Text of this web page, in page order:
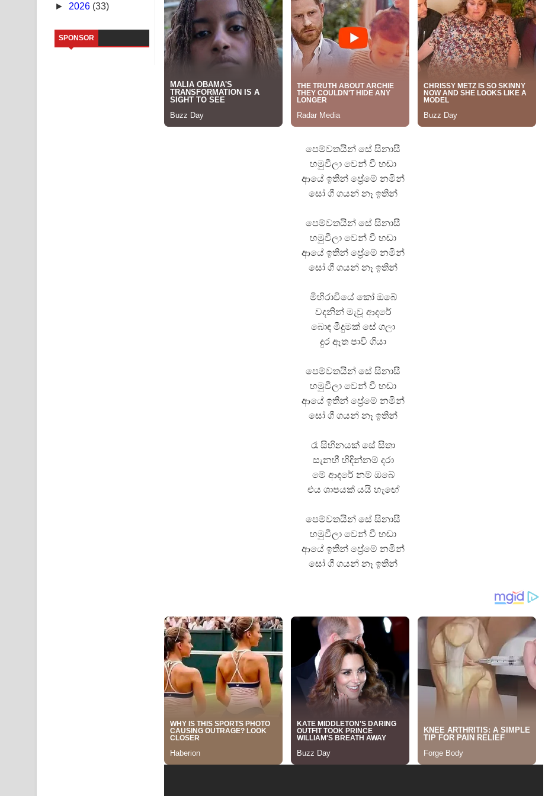
Sandata Duka Hithila Song Lyrics - සඳට දුක හිතිලා ගීතයේ පද පෙළ
Sihina Song Lyrics - සිහින ගීතයේ පද පෙළ
Dannawada Mawa Song Lyrics - දන්නවාද මාව ගීතයේ පද පෙළ
NEENA Song Lyrics - නීනා ගීතයේ පද පෙළ
► 2026 (33)
SPONSOR
පෙම්වතයින් සේ සිනාසී
හමුවීලා වෙන් වී හඬා
ආයේ ඉතින් ප්‍රේමේ නමින්
සෝ ගී ගයන් නෑ ඉතින්
පෙම්වතයින් සේ සිනාසී
හමුවීලා වෙන් වී හඬා
ආයේ ඉතින් ප්‍රේමේ නමින්
සෝ ගී ගයන් නෑ ඉතින්
මිහිරාවියේ කෝ ඔබේ
වදනින් මැවූ ආදරේ
බොඳ මීදුමක් සේ ගලා
දුර ඈත පාවී ගියා
පෙම්වතයින් සේ සිනාසී
හමුවීලා වෙන් වී හඬා
ආයේ ඉතින් ප්‍රේමේ නමින්
සෝ ගී ගයන් නෑ ඉතින්
රෑ සිහිනයක් සේ සිතා
සැනහී හිඳින්නම් දරා
මේ ආදරේ නම් ඔබේ
එය ශාපයක් යයි හැඟේ
පෙම්වතයින් සේ සිනාසී
හමුවීලා වෙන් වී හඬා
ආයේ ඉතින් ප්‍රේමේ නමින්
සෝ ගී ගයන් නෑ ඉතින්